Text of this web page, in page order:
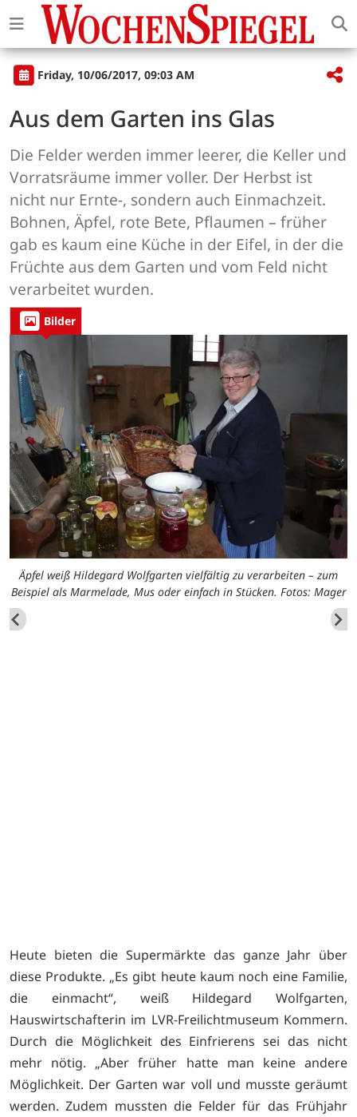
Friday, 10/06/2017, 09:03 AM
Aus dem Garten ins Glas
Die Felder werden immer leerer, die Keller und
Vorratsräume immer voller. Der Herbst ist
nicht nur Ernte-, sondern auch Einmachzeit.
Bohnen, Äpfel, rote Bete, Pflaumen – früher
gab es kaum eine Küche in der Eifel, in der die
Früchte aus dem Garten und vom Feld nicht
verarbeitet wurden.
Bilder
Äpfel weiß Hildegard Wolfgarten vielfältig zu verarbeiten – zum
Beispiel als Marmelade, Mus oder einfach in Stücken. Fotos: Mager
Heute bieten die Supermärkte das ganze Jahr über
diese Produkte. „Es gibt heute kaum noch eine Familie,
die einmacht“, weiß Hildegard Wolfgarten,
Hauswirtschafterin im LVR-Freilichtmuseum Kommern.
Durch die Möglichkeit des Einfrierens sei das nicht
mehr nötig. „Aber früher hatte man keine andere
Möglichkeit. Der Garten war voll und musste geräumt
werden. Zudem mussten die Felder für das Frühjahr